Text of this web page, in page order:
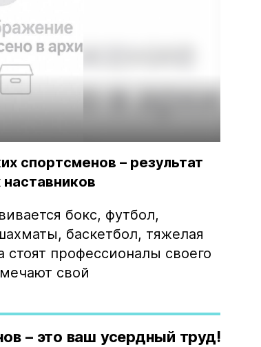
спортсменов – результат
бокс, футбол,
баскетбол, тяжелая
профессионалы своего
свой
– это ваш усердный труд!